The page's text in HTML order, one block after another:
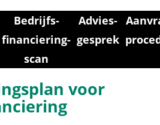
Bedrijfs­
financiering­
scan
Advies­
gesprek
voor